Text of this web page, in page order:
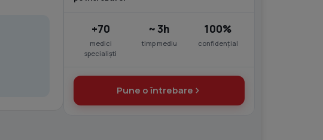
+70
medici
specialiști
~ 3h
timp mediu
100%
confidențial
Pune o întrebare